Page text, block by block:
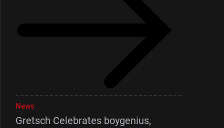
News
Gretsch Celebrates boygenius,